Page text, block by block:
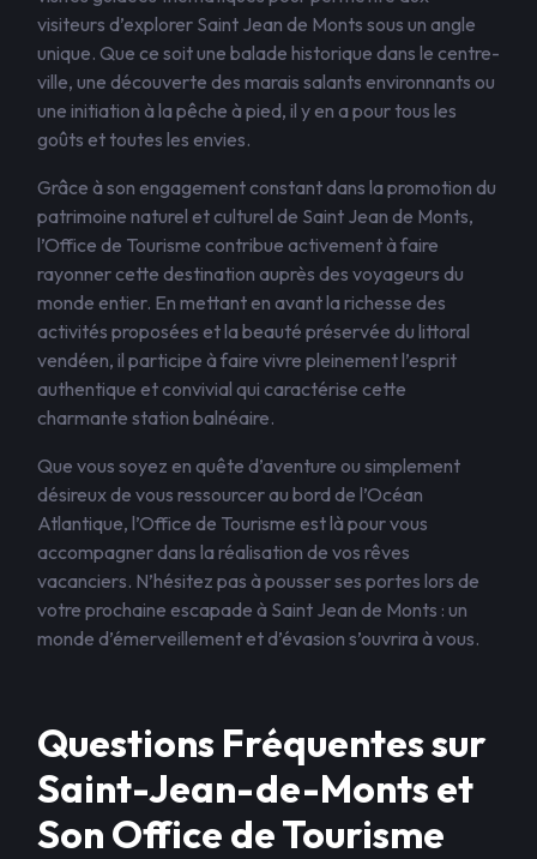
visiteurs d’explorer Saint Jean de Monts sous un angle
unique. Que ce soit une balade historique dans le centre-
ville, une découverte des marais salants environnants ou
une initiation à la pêche à pied, il y en a pour tous les
goûts et toutes les envies.
Grâce à son engagement constant dans la promotion du
patrimoine naturel et culturel de Saint Jean de Monts,
l’Office de Tourisme contribue activement à faire
rayonner cette destination auprès des voyageurs du
monde entier. En mettant en avant la richesse des
activités proposées et la beauté préservée du littoral
vendéen, il participe à faire vivre pleinement l’esprit
authentique et convivial qui caractérise cette
charmante station balnéaire.
Que vous soyez en quête d’aventure ou simplement
désireux de vous ressourcer au bord de l’Océan
Atlantique, l’Office de Tourisme est là pour vous
accompagner dans la réalisation de vos rêves
vacanciers. N’hésitez pas à pousser ses portes lors de
votre prochaine escapade à Saint Jean de Monts : un
monde d’émerveillement et d’évasion s’ouvrira à vous.
Questions Fréquentes sur
Saint-Jean-de-Monts et
Son Office de Tourisme